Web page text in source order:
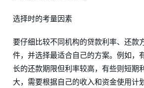
选择时的考量因素
要仔细比较不同机构的贷款利率、还款
件，并选择最适合自己的方案。例如，
长的还款期限但利率较高，有些则短期
大，需要根据自己的收入和资金使用计